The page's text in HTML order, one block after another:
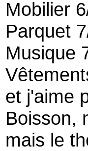
Mobilier
Parquet
Musique
et j'aime
Boisson,
mais le